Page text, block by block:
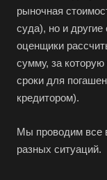
рыночная
суда), но и
оценщики
сумму, за
сроки для
кредитором).
Мы проводим все
разных ситуаций.
Например:
Абакан
Абдулино
Абинск